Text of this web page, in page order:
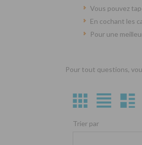
Vous pouvez
En cochant les
Pour une
Pour tout questions,
Trier par